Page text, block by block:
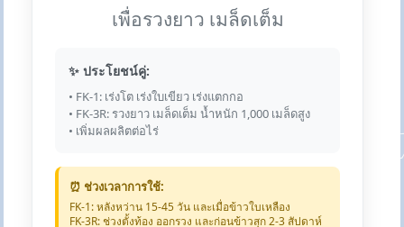
เพื่อรวงยาว เมล็ดเต็ม
✨ ประโยชน์คู่:
• FK-1: เร่งโต เร่งใบเขียว เร่งแตกกอ
• FK-3R: รวงยาว เมล็ดเต็ม น้ำหนัก 1,000 เมล็ดสูง
• เพิ่มผลผลิตต่อไร่
⏰ ช่วงเวลาการใช้:
FK-1: หลังหว่าน 15-45 วัน และเมื่อข้าวใบเหลือง
FK-3R: ช่วงตั้งท้อง ออกรวง และก่อนข้าวสุก 2-3 สัปดาห์